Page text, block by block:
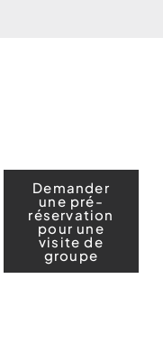
Demander
une pré-
réservation
pour une
visite de
groupe